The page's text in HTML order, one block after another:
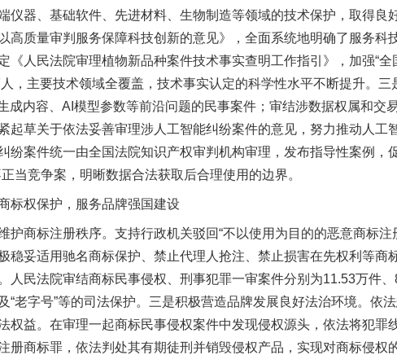
仪器、基础软件、先进材料、生物制造等领域的技术保护，取得良
高质量审判服务保障科技创新的意见》，全面系统地明确了服务
《人民法院审理植物新品种案件技术事实查明工作指引》，加强“
，主要技术领域全覆盖，技术事实认定的科学性水平不断提升。
成内容、AI模型参数等前沿问题的民事案件；审结涉数据权属和交
起草关于依法妥善审理涉人工智能纠纷案件的意见，努力推动人
纷案件统一由全国法院知识产权审判机构审理，发布指导性案例，
当竞争案，明晰数据合法获取后合理使用的边界。
权保护，服务品牌强国建设
商标注册秩序。支持行政机关驳回“不以使用为目的的恶意商标注
稳妥适用驰名商标保护、禁止代理人抢注、禁止损害在先权利等商
人民法院审结商标民事侵权、刑事犯罪一审案件分别为11.53万件
“老字号”等的司法保护。三是积极营造品牌发展良好法治环境。依
权益。在审理一起商标民事侵权案件中发现侵权源头，依法将犯罪
册商标罪，依法判处其有期徒刑并销毁侵权产品，实现对商标侵权